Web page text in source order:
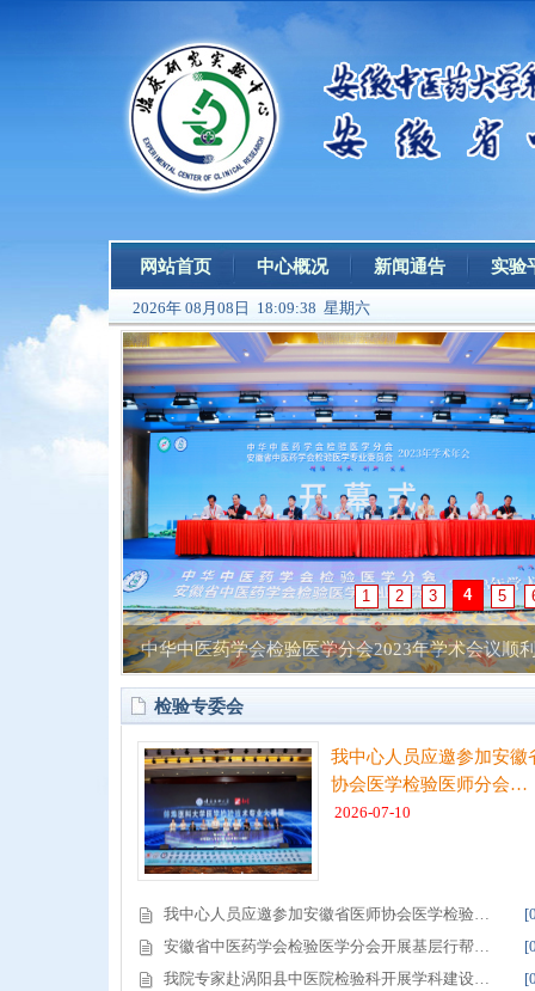
网站首页 中心概况 新闻通告 实验
2026年 08月08日 18:09:39 星期六
中华中医药学会检验医学分会2023年学术会议顺利…
1 2 3 4 5
检验专委会
我中心人员应邀参加安徽
协会医学检验医师分会…
2026-07-10
我中心人员应邀参加安徽省医师协会医学检验…
安徽省中医药学会检验医学分会开展基层行帮…
我院专家赴涡阳县中医院检验科开展学科建设…